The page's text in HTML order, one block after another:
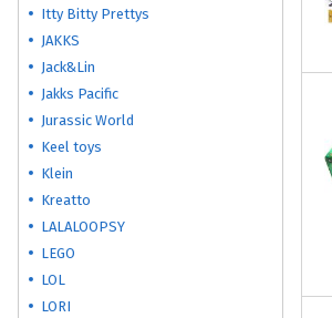
Itty Bitty Prettys
JAKKS
Jack&Lin
Jakks Pacific
Jurassic World
Keel toys
Klein
Kreatto
LALALOOPSY
LEGO
LOL
LORI